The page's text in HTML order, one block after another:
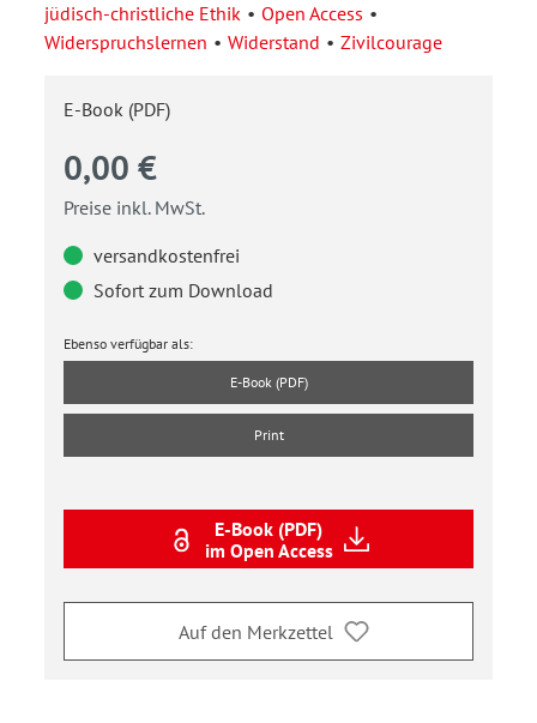
jüdisch-christliche Ethik
Open Access
Widerspruchslernen
Widerstand Zivilcourage
E-Book (PDF)
0,00 €
Preise inkl. MwSt.
versandkostenfrei
Sofort zum Download
Ebenso verfügbar als:
E-Book (PDF)
Print
E-Book (PDF)
im Open Access
Auf den Merkzettel